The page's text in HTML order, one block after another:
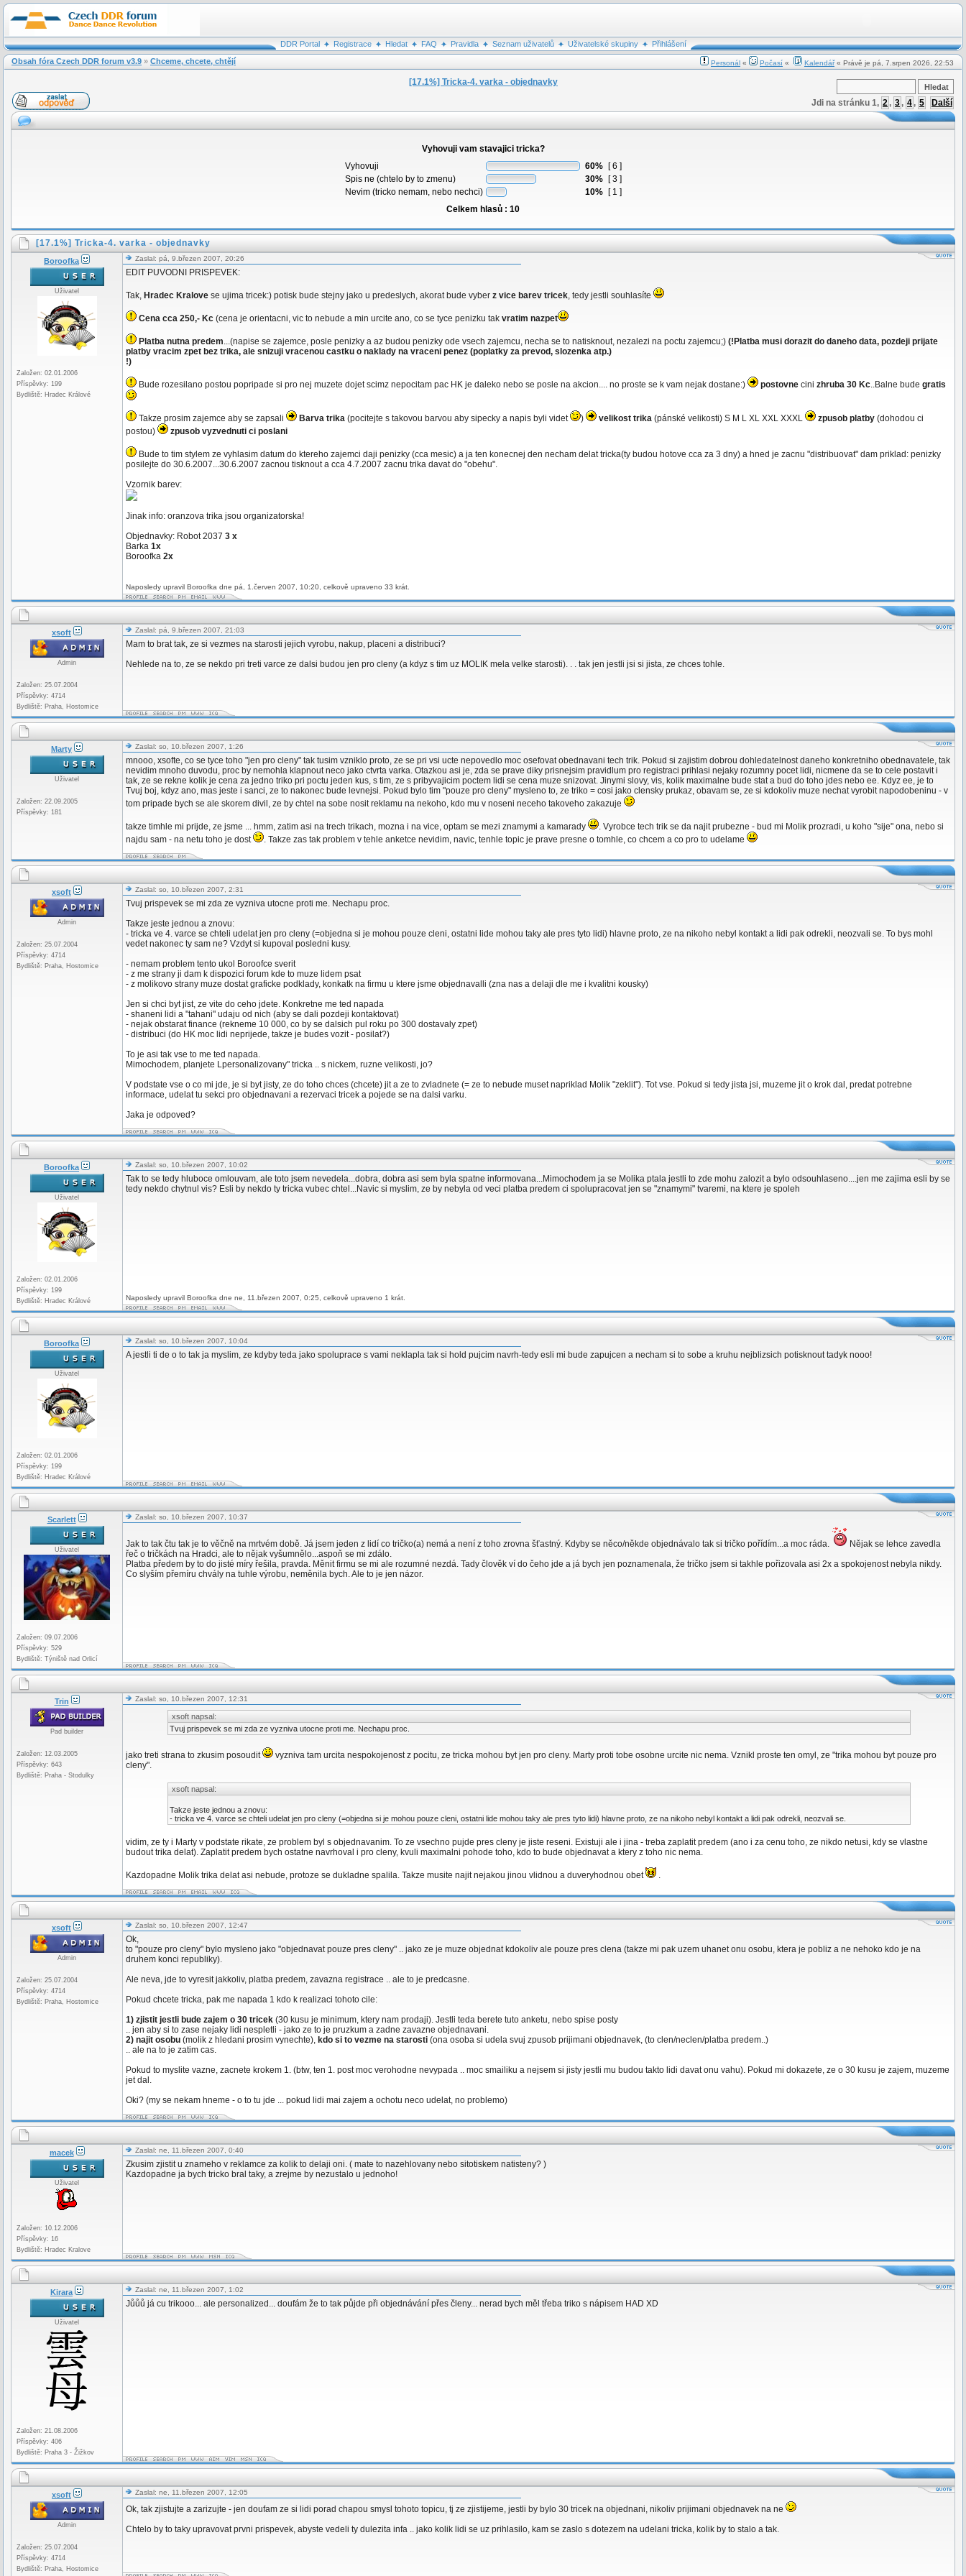
DDR Portal Registrace Hledat FAQ Pravidla Seznam uživatelů Uživatelské skupiny
Přihlášení
Obsah fóra Czech DDR forum v3.9 » Chceme, chcete, chtějí Personál « Počasí « Kalendář« Právě je pá, 7.srpen 2026, 22:53
[17.1%] Tricka-4. varka - objednavky
Jdi na stránku 1, 2 , 3 , 4 , 5 Další
Vyhovuji vam stavajici tricka?
Vyhovuji
60%
[ 6 ]
Spis ne (chtelo by to zmenu)
30%
[ 3 ]
Nevim (tricko nemam, nebo nechci)
10% [ 1 ]
Celkem hlasů : 10
[17.1%] Tricka-4. varka - objednavky
Boroofka
Uživatel
Založen: 02.01.2006
Příspěvky: 199
Bydliště: Hradec Králové
Zaslal: pá, 9.březen 2007, 20:26
EDIT PUVODNI PRISPEVEK:
Tak, Hradec Kralove se ujima tricek:) potisk bude stejny jako u predeslych, akorat bude vyber z vice barev tricek, tedy jestli souhlasíte
Cena cca 250,- Kc (cena je orientacni, vic to nebude a min urcite ano, co se tyce penizku tak vratim nazpet
Platba nutna predem...(napise se zajemce, posle penizky a az budou penizky ode vsech zajemcu, necha se to natisknout, nezalezi na poctu zajemcu;) (!Platba musi dorazit do daneho data, pozdeji prijate
platby vracim zpet bez trika, ale snizuji vracenou castku o naklady na vraceni penez (poplatky za prevod, slozenka atp.)
!)
Bude rozesilano postou popripade si pro nej muzete dojet scimz nepocitam pac HK je daleko nebo se posle na akcion.... no proste se k vam nejak dostane:) postovne cini zhruba 30 Kc..Balne bude gratis
Takze prosim zajemce aby se zapsali Barva trika (pocitejte s takovou barvou aby sipecky a napis byli videt ) velikost trika (pánské velikosti) S M L XL XXL XXXL zpusob platby (dohodou ci
postou)
zpusob vyzvednuti ci poslani
Bude to tim stylem ze vyhlasim datum do ktereho zajemci daji penizky (cca mesic) a ja ten konecnej den necham delat tricka(ty budou hotove cca za 3 dny) a hned je zacnu "distribuovat" dam priklad: penizky
posilejte do 30.6.2007...30.6.2007 zacnou tisknout a cca 4.7.2007 zacnu trika davat do "obehu".
Vzornik barev:
Jinak info: oranzova trika jsou organizatorska!
Objednavky: Robot 2037 3 x
Barka 1x
Boroofka 2x
Naposledy upravil Boroofka dne pá, 1.červen 2007, 10:20, celkově upraveno 33 krát.
xsoft
Admin
Založen: 25.07.2004
Příspěvky: 4714
Bydliště: Praha, Hostomice
Zaslal: pá, 9.březen 2007, 21:03
Mam to brat tak, ze si vezmes na starosti jejich vyrobu, nakup, placeni a distribuci?
Nehlede na to, ze se nekdo pri treti varce ze dalsi budou jen pro cleny (a kdyz s tim uz MOLIK mela velke starosti). . . tak jen jestli jsi si jista, ze chces tohle.
Marty
Uživatel
Založen: 22.09.2005
Příspěvky: 181
Zaslal: so, 10.březen 2007, 1:26
mnooo, xsofte, co se tyce toho "jen pro cleny" tak tusim vzniklo proto, ze se pri vsi ucte nepovedlo moc osefovat obednavani tech trik. Pokud si zajistim dobrou dohledatelnost daneho konkretniho obednavatele, tak
nevidim mnoho duvodu, proc by nemohla klapnout neco jako ctvrta varka. Otazkou asi je, zda se prave diky prisnejsim pravidlum pro registraci prihlasi nejaky rozumny pocet lidi, nicmene da se to cele postavit i
tak, ze se rekne kolik je cena za jedno triko pri poctu jeden kus, s tim, ze s pribyvajicim poctem lidi se cena muze snizovat. Jinymi slovy, vis, kolik maximalne bude stat a bud do toho jdes nebo ee. Kdyz ee, je to
Tvuj boj, kdyz ano, mas jeste i sanci, ze to nakonec bude levnejsi. Pokud bylo tim "pouze pro cleny" mysleno to, ze triko = cosi jako clensky prukaz, obavam se, ze si kdokoliv muze nechat vyrobit napodobeninu - v
tom pripade bych se ale skorem divil, ze by chtel na sobe nosit reklamu na nekoho, kdo mu v noseni neceho takoveho zakazuje
takze timhle mi prijde, ze jsme ... hmm, zatim asi na trech trikach, mozna i na vice, optam se mezi znamymi a kamarady
. Vyrobce tech trik se da najit prubezne - bud mi Molik prozradi, u koho "sije" ona, nebo si
najdu sam - na netu toho je dost
. Takze zas tak problem v tehle anketce nevidim, navic, tenhle topic je prave presne o tomhle, co chcem a co pro to udelame
xsoft
Admin
Založen: 25.07.2004
Příspěvky: 4714
Bydliště: Praha, Hostomice
Zaslal: so, 10.březen 2007, 2:31
Tvuj prispevek se mi zda ze vyzniva utocne proti me. Nechapu proc.
Takze jeste jednou a znovu:
- tricka ve 4. varce se chteli udelat jen pro cleny (=objedna si je mohou pouze cleni, ostatni lide mohou taky ale pres tyto lidi) hlavne proto, ze na nikoho nebyl kontakt a lidi pak odrekli, neozvali se. To bys mohl
vedet nakonec ty sam ne? Vzdyt si kupoval posledni kusy.
- nemam problem tento ukol Boroofce sverit
- z me strany ji dam k dispozici forum kde to muze lidem psat
- z molikovo strany muze dostat graficke podklady, konkatk na firmu u ktere jsme objednavalli (zna nas a delaji dle me i kvalitni kousky)
Jen si chci byt jist, ze vite do ceho jdete. Konkretne me ted napada
- shaneni lidi a "tahani" udaju od nich (aby se dali pozdeji kontaktovat)
- nejak obstarat finance (rekneme 10 000, co by se dalsich pul roku po 300 dostavaly zpet)
- distribuci (do HK moc lidi neprijede, takze je budes vozit - posilat?)
To je asi tak vse to me ted napada.
Mimochodem, planjete Lpersonalizovany" tricka .. s nickem, ruzne velikosti, jo?
V podstate vse o co mi jde, je si byt jisty, ze do toho chces (chcete) jit a ze to zvladnete (= ze to nebude muset napriklad Molik "zeklit"). Tot vse. Pokud si tedy jista jsi, muzeme jit o krok dal, predat potrebne
informace, udelat tu sekci pro objednavani a rezervaci tricek a pojede se na dalsi varku.
Jaka je odpoved?
Boroofka
Uživatel
Založen: 02.01.2006
Příspěvky: 199
Bydliště: Hradec Králové
Zaslal: so, 10.březen 2007, 10:02
Tak to se tedy hluboce omlouvam, ale toto jsem nevedela...dobra, dobra asi sem byla spatne informovana...Mimochodem ja se Molika ptala jestli to zde mohu zalozit a bylo odsouhlaseno....jen me zajima esli by se
tedy nekdo chytnul vis? Esli by nekdo ty tricka vubec chtel...Navic si myslim, ze by nebyla od veci platba predem ci spolupracovat jen se "znamymi" tvaremi, na ktere je spoleh
Naposledy upravil Boroofka dne ne, 11.březen 2007, 0:25, celkově upraveno 1 krát.
Boroofka
Uživatel
Založen: 02.01.2006
Příspěvky: 199
Bydliště: Hradec Králové
Zaslal: so, 10.březen 2007, 10:04
A jestli ti de o to tak ja myslim, ze kdyby teda jako spoluprace s vami neklapla tak si hold pujcim navrh-tedy esli mi bude zapujcen a necham si to sobe a kruhu nejblizsich potisknout tadyk nooo!
Scarlett
Uživatel
Založen: 09.07.2006
Příspěvky: 529
Bydliště: Týniště nad Orlicí
Zaslal: so, 10.březen 2007, 10:37
Jak to tak čtu tak je to věčně na mrtvém době. Já jsem jeden z lidí co tričko(a) nemá a není z toho zrovna šťastný. Kdyby se něco/někde objednávalo tak si tričko pořídím...a moc ráda.
Nějak se lehce zavedla
řeč o tričkách na Hradci, ale to nějak vyšumnělo...aspoň se mi zdálo.
Platba předem by to do jisté míry řešila, pravda. Měnit firmu se mi ale rozumné nezdá. Tady člověk ví do čeho jde a já bych jen poznamenala, že tričko jsem si takhle pořizovala asi 2x a spokojenost nebyla nikdy.
Co slyším přemíru chvály na tuhle výrobu, neměnila bych. Ale to je jen názor.
Trin
Pad builder
Založen: 12.03.2005
Příspěvky: 643
Bydliště: Praha - Stodulky
Zaslal: so, 10.březen 2007, 12:31
xsoft napsal:
Tvuj prispevek se mi zda ze vyzniva utocne proti me. Nechapu proc.
jako treti strana to zkusim posoudit
vyzniva tam urcita nespokojenost z pocitu, ze tricka mohou byt jen pro cleny. Marty proti tobe osobne urcite nic nema. Vznikl proste ten omyl, ze "trika mohou byt pouze pro
cleny".
xsoft napsal:
Takze jeste jednou a znovu:
- tricka ve 4. varce se chteli udelat jen pro cleny (=objedna si je mohou pouze cleni, ostatni lide mohou taky ale pres tyto lidi) hlavne proto, ze na nikoho nebyl kontakt a lidi pak odrekli, neozvali se.
vidim, ze ty i Marty v podstate rikate, ze problem byl s objednavanim. To ze vsechno pujde pres cleny je jiste reseni. Existuji ale i jina - treba zaplatit predem (ano i za cenu toho, ze nikdo netusi, kdy se vlastne
budout trika delat). Zaplatit predem bych ostatne navrhoval i pro cleny, kvuli maximalni pohode toho, kdo to bude objednavat a ktery z toho nic nema.
Kazdopadne Molik trika delat asi nebude, protoze se dukladne spalila. Takze musite najit nejakou jinou vlidnou a duveryhodnou obet .
xsoft
Admin
Založen: 25.07.2004
Příspěvky: 4714
Bydliště: Praha, Hostomice
Zaslal: so, 10.březen 2007, 12:47
Ok,
to "pouze pro cleny" bylo mysleno jako "objednavat pouze pres cleny" .. jako ze je muze objednat kdokoliv ale pouze pres clena (takze mi pak uzem uhanet onu osobu, ktera je pobliz a ne nehoko kdo je na
druhem konci republiky).
Ale neva, jde to vyresit jakkoliv, platba predem, zavazna registrace .. ale to je predcasne.
Pokud chcete tricka, pak me napada 1 kdo k realizaci tohoto cile:
1) zjistit jestli bude zajem o 30 tricek (30 kusu je minimum, ktery nam prodaji). Jestli teda berete tuto anketu, nebo spise posty
.. jen aby si to zase nejaky lidi nespletli - jako ze to je pruzkum a zadne zavazne objednavani.
2) najit osobu (molik z hledani prosim vynechte), kdo si to vezme na starosti (ona osoba si udela svuj zpusob prijimani objednavek, (to clen/neclen/platba predem..)
.. ale na to je zatim cas.
Pokud to myslite vazne, zacnete krokem 1. (btw, ten 1. post moc verohodne nevypada .. moc smailiku a nejsem si jisty jestli mu budou takto lidi davat onu vahu). Pokud mi dokazete, ze o 30 kusu je zajem, muzeme
jet dal.
Oki? (my se nekam hneme - o to tu jde ... pokud lidi mai zajem a ochotu neco udelat, no problemo)
macek
Uživatel
Založen: 10.12.2006
Příspěvky: 16
Bydliště: Hradec Kralove
Zaslal: ne, 11.březen 2007, 0:40
Zkusim zjistit u znameho v reklamce za kolik to delaji oni. ( mate to nazehlovany nebo sitotiskem natisteny? )
Kazdopadne ja bych tricko bral taky, a zrejme by nezustalo u jednoho!
Kirara
Uživatel
Založen: 21.08.2006
Příspěvky: 406
Bydliště: Praha 3 - Žižkov
Zaslal: ne, 11.březen 2007, 1:02
Jůůů já cu trikooo... ale personalized... doufám že to tak půjde při objednávání přes členy... nerad bych měl třeba triko s nápisem HAD XD
xsoft
Admin
Založen: 25.07.2004
Příspěvky: 4714
Bydliště: Praha, Hostomice
Zaslal: ne, 11.březen 2007, 12:05
Ok, tak zjistujte a zarizujte - jen doufam ze si lidi porad chapou smysl tohoto topicu, tj ze zjistijeme, jestli by bylo 30 tricek na objednani, nikoliv prijimani objednavek na ne
Chtelo by to taky upravovat prvni prispevek, abyste vedeli ty dulezita infa .. jako kolik lidi se uz prihlasilo, kam se zaslo s dotezem na udelani tricka, kolik by to stalo a tak.